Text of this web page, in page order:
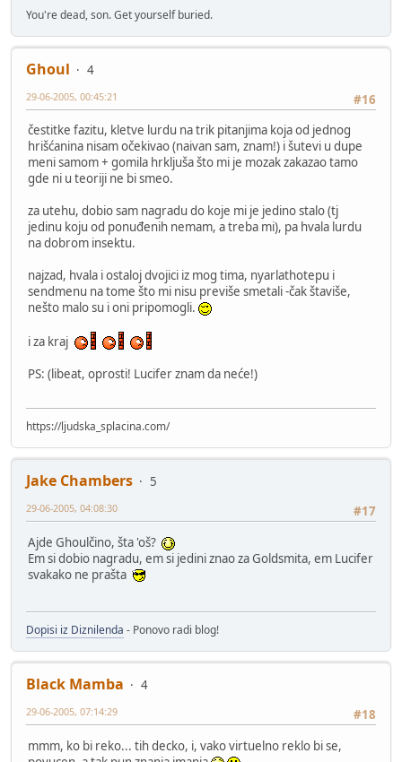
You're dead, son. Get yourself buried.
Ghoul
4
#16
29-06-2005, 00:45:21
čestitke fazitu, kletve lurdu na trik pitanjima koja od jednog
hrišćanina nisam očekivao (naivan sam, znam!) i šutevi u dupe
meni samom + gomila hrkljuša što mi je mozak zakazao tamo
gde ni u teoriji ne bi smeo.
za utehu, dobio sam nagradu do koje mi je jedino stalo (tj
jedinu koju od ponuđenih nemam, a treba mi), pa hvala lurdu
na dobrom insektu.
najzad, hvala i ostaloj dvojici iz mog tima, nyarlathotepu i
sendmenu na tome što mi nisu previše smetali -čak štaviše,
nešto malo su i oni pripomogli.
i za kraj
PS: (libeat, oprosti! Lucifer znam da neće!)
https://ljudska_splacina.com/
Jake Chambers
5
#17
29-06-2005, 04:08:30
Ajde Ghoulčino, šta 'oš?
Em si dobio nagradu, em si jedini znao za Goldsmita, em Lucifer
svakako ne prašta
Dopisi iz Diznilenda - Ponovo radi blog!
Black Mamba
4
#18
29-06-2005, 07:14:29
mmm, ko bi reko... tih decko, i, vako virtuelno reklo bi se,